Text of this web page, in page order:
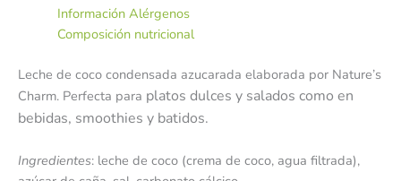
Información Alérgenos
Composición nutricional
Leche de coco condensada azucarada elaborada por Nature’s
Charm. Perfecta para platos dulces y salados como en
bebidas, smoothies y batidos.
Ingredientes: leche de coco (crema de coco, agua filtrada),